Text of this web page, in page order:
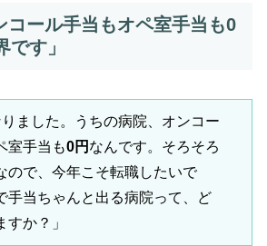
ール手当もオペ室手当も0
です」
りました。うちの病院、オンコー
室手当も0円 なんです。そろそろ
ので、今年こそ転職したいで
手当ちゃんと出る病院って、ど
すか？」